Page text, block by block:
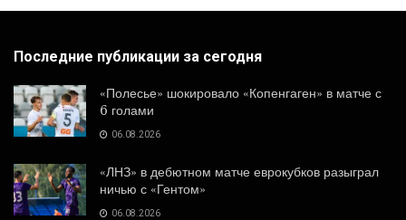
Последние публикации за сегодня
«Полесье» шокировало «Копенгаген» в матче с
6 голами
06.08.2026
«ЛНЗ» в дебютном матче еврокубков разыграл
ничью с «Гентом»
06.08.2026